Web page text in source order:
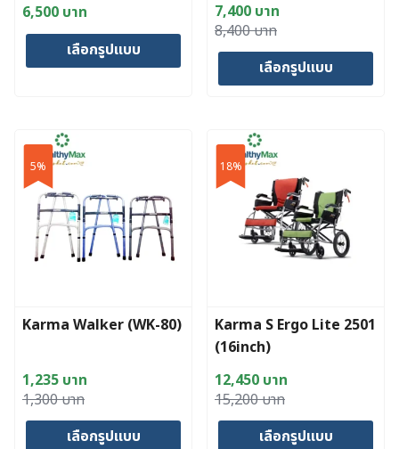
6,500 บาท
เลือกรูปแบบ
multiple
variants.
The
options
may
the
page
8,400บาท
Original
price
7,400 บาท
Current
price
เลือกรูปแบบ
product
has
multiple
variants.
options
on
the
product
page
5%
Karma Walker (WK-80)
1,300บาท
Original
price
1,235 บาท
Current
price
เลือกรูปแบบ
18%
Karma S Ergo Lite 2501
(16inch)
15,200บาท
Original
price
12,450 บาท
Current
price
เลือกรูปแบบ